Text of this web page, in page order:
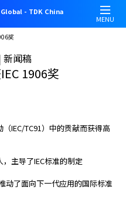
- TDK China
MENU
奖
新闻稿
1906奖
IEC/TC91）中的贡献而获得高
主导了IEC标准的制定
动了面向下一代应用的国际标准